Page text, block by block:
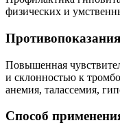
физических и
Противопоказания
Повышенная
и склонностью к
анемия, талассемия,
Способ